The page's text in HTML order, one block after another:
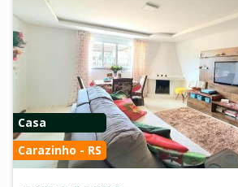
Casa
Carazinho - RS